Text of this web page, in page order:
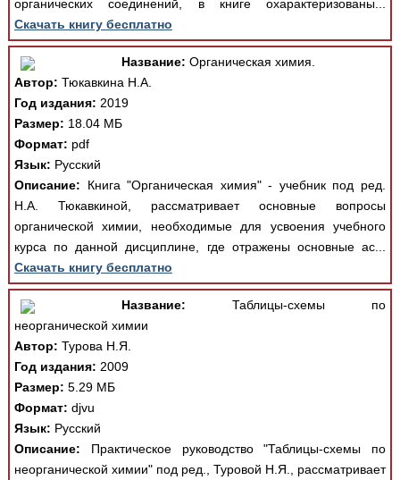
органических соединений, в книге охарактеризованы...
Скачать книгу бесплатно
Название: Органическая химия.
Автор: Тюкавкина Н.А.
Год издания: 2019
Размер: 18.04 МБ
Формат: pdf
Язык: Русский
Описание: Книга "Органическая химия" - учебник под ред.
Н.А. Тюкавкиной, рассматривает основные вопросы
органической химии, необходимые для усвоения учебного
курса по данной дисциплине, где отражены основные ас...
Скачать книгу бесплатно
Название: Таблицы-схемы по
неорганической химии
Автор: Турова Н.Я.
Год издания: 2009
Размер: 5.29 МБ
Формат: djvu
Язык: Русский
Описание: Практическое руководство "Таблицы-схемы по
неорганической химии" под ред., Туровой Н.Я., рассматривает